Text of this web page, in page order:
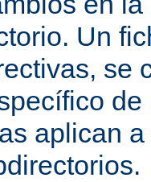
Un
se
aplican